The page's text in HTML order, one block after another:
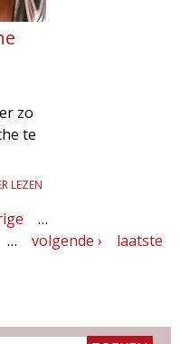
zo
te
LEZEN
…
… volgende ›
laatste